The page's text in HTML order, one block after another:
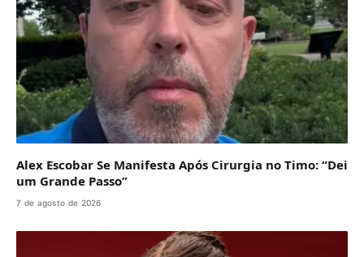
Alex Escobar Se Manifesta Após Cirurgia no Timo: “Dei
um Grande Passo”
7 de agosto de 2026